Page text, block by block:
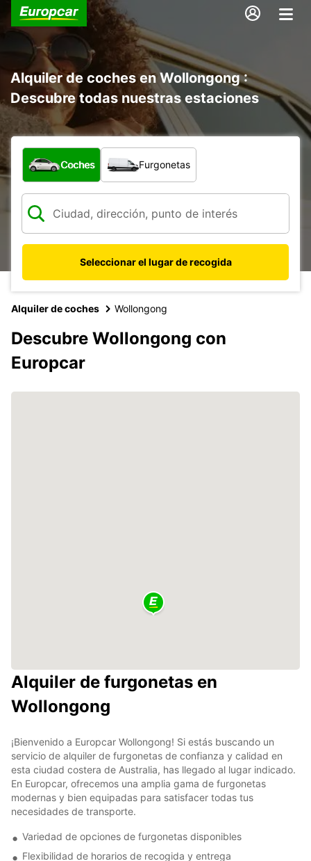
Alquiler de coches en Wollongong :
Descubre todas nuestras estaciones
¿Qué tipo de vehículo?
Coches Furgonetas
Seleccionar el lugar de recogida
Alquiler de coches Wollongong
Descubre Wollongong con
Europcar
Alquiler de furgonetas en
Wollongong
¡Bienvenido a Europcar Wollongong! Si estás buscando un
servicio de alquiler de furgonetas de confianza y calidad en
esta ciudad costera de Australia, has llegado al lugar indicado.
En Europcar, ofrecemos una amplia gama de furgonetas
modernas y bien equipadas para satisfacer todas tus
necesidades de transporte.
Variedad de opciones de furgonetas disponibles
Flexibilidad de horarios de recogida y entrega